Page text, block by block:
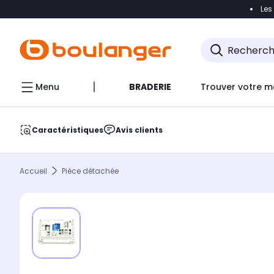
Accéder
Menu BRADERIE Trouver votre
Caractéristiques Avis clients
Accueil Pièce détachée